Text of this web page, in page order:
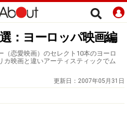
：ヨーロッパ映画編
（恋愛映画）のセレクト10本のヨーロ
カ映画と違いアーティスティックでム
更新日： 2007年05月31日